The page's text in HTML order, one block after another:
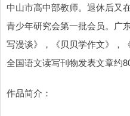
中山市高中部教师。退休后又
青少年研究会第一批会员。广
写漫谈》，《贝贝学作文》，
全国语文读写刊物发表文章约
作品简介：